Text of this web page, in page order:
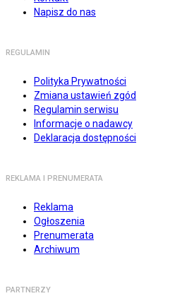
Napisz do nas
REGULAMIN
Polityka Prywatności
Zmiana ustawień zgód
Regulamin serwisu
Informacje o nadawcy
Deklaracja dostępności
REKLAMA I PRENUMERATA
Reklama
Ogłoszenia
Prenumerata
Archiwum
PARTNERZY